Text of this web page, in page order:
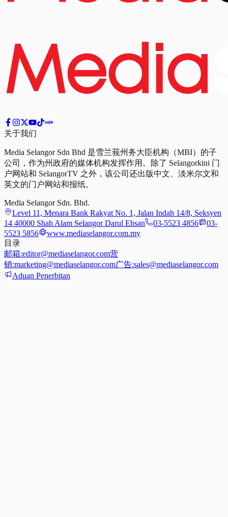
关于我们
Media Selangor Sdn Bhd 是雪兰莪州务大臣机构（MBI）的子
公司，作为州政府的媒体机构发挥作用。除了 Selangorkini 门
户网站和 SelangorTV 之外，该公司还出版中文、淡米尔文和
英文的门户网站和报纸。
Media Selangor Sdn. Bhd.
Level 11, Menara Bank Rakyat No. 1, Jalan Indah 14/8, Seksyen
14 40000 Shah Alam Selangor Darul Ehsan
03-5523 4856
03-
5523 5856
www.mediaselangor.com.my
目录
邮箱:editor@mediaselangor.com营
销:marketing@mediaselangor.com广告:sales@mediaselangor.com
Aduan Penerbitan